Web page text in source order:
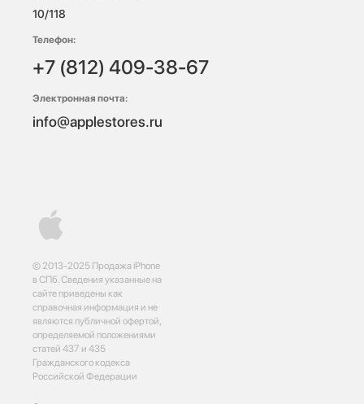
© 2013-2025 Продажа iPhone
в СПб. Сведения указанные на
сайте приведены как
справочная информация и не
являются публичной офертой,
определяемой положениями
статей 437 и 435
Гражданского кодекса
Российской Федерации
10/118
Телефон:
+7 (812) 409-38-67
Электронная почта:
info@applestores.ru